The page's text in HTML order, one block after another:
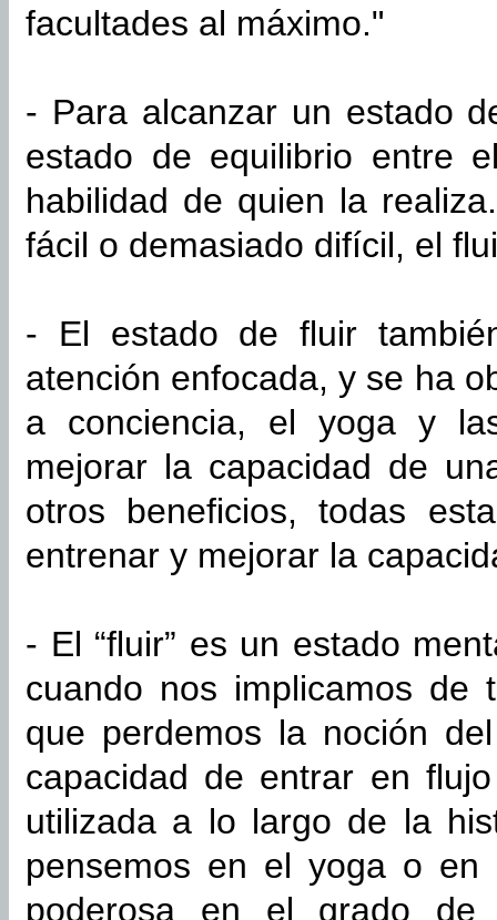
facultades al máximo."
- Para alcanzar un estado
estado de equilibrio entre
habilidad de quien la
fácil o demasiado difícil, el
- El estado de fluir
atención enfocada, y se ha
a conciencia, el yoga y
mejorar la capacidad de
otros beneficios, todas
entrenar y mejorar la
- El “fluir” es un estado
cuando nos implicamos de
que perdemos la noción
capacidad de entrar en
utilizada a lo largo de la
pensemos en el yoga o
poderosa en el grado de